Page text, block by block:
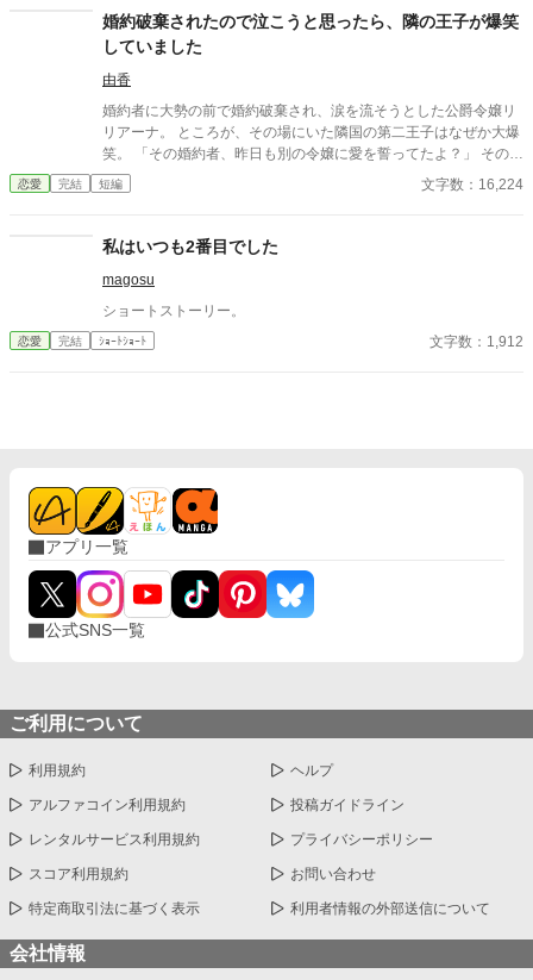
たちは言う。お互いに干渉しない割り切った夫婦のほうが気が楽
だって……。 だから私は彼が自由になれるように、魔女にこの
激しい気持ちを封印してもらったの。 ※このお話はハッピーエン
ドではありません。 ※短いお話でサクサクと進めたいと思いま
す。
婚約破棄されたので泣こうと思ったら、隣の王子が爆笑
していました
由香
婚約者に大勢の前で婚約破棄され、涙を流そうとした公爵令嬢リ
リアーナ。 ところが、その場にいた隣国の第二王子はなぜか大爆
笑。 「その婚約者、昨日も別の令嬢に愛を誓ってたよ？」 その一
言から、元婚約者の嘘は次々と暴かれ、自滅の連続！ 泣くはずだ
った婚約破棄は、笑いと溺愛にあふれた人生逆転劇の幕開けだっ
恋愛 完結 短編 文字数：16,224
私はいつも2番目でした
magosu
ショートストーリー。
恋愛 完結 ｼｮｰﾄｼｮｰﾄ 文字数：1,912
アプリ一覧
公式SNS一覧
ご利用について
利用規約 ヘルプ
アルファコイン利用規約 投稿ガイドライン
レンタルサービス利用規約 プライバシーポリシー
スコア利用規約 お問い合わせ
特定商取引法に基づく表示 利用者情報の外部送信について
会社情報